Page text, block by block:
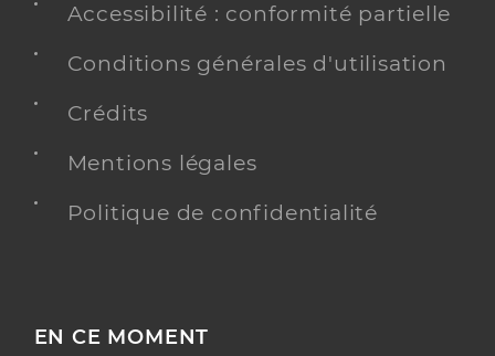
Accessibilité : conformité partielle
Conditions générales d'utilisation
Crédits
Mentions légales
Politique de confidentialité
EN CE MOMENT